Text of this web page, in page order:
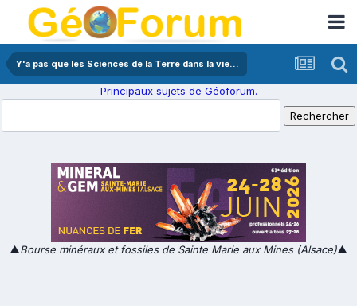
Y'a pas que les Sciences de la Terre dans la vie...
Principaux sujets de Géoforum.
▲Bourse minéraux et fossiles de Sainte Marie aux Mines (Alsace)▲